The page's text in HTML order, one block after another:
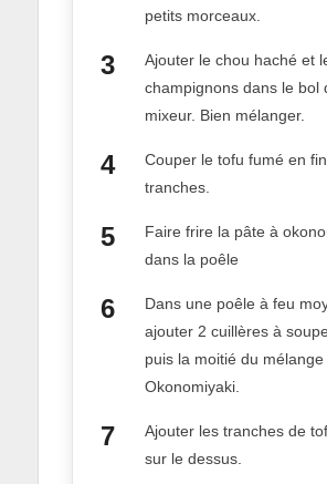
petits morceaux.
Ajouter le chou haché et
champignons dans le bol
mixeur. Bien mélanger.
Couper le tofu fumé en
tranches.
Faire frire la pâte à
dans la poêle
Dans une poêle à feu
ajouter 2 cuillères à
puis la moitié du mélange
Okonomiyaki.
Ajouter les tranches de
sur le dessus.